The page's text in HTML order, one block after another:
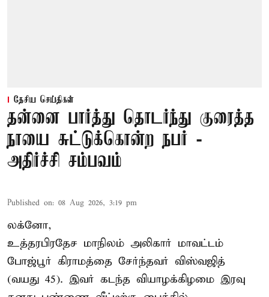
தேசிய செய்திகள்
தன்னை பார்த்து தொடர்ந்து குரைத்த
நாயை சுட்டுக்கொன்ற நபர் -
அதிர்ச்சி சம்பவம்
Published on: 08 Aug 2026, 3:19 pm
லக்னோ,
உத்தரபிரதேச மாநிலம் அலிகார் மாவட்டம்
போஜ்பூர் கிராமத்தை சேர்ந்தவர் விஸ்வஜித்
(வயது 45). இவர் கடந்த வியாழக்கிழமை இரவு